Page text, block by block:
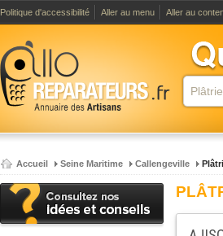
Politique d'accessibilité Aller au menu Aller au
Accueil Seine Maritime Callengeville